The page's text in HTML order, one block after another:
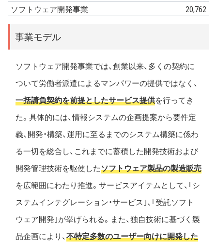
ソフトウェア開発事業 20,762
事業モデル
ソフトウェア開発事業では、創業以来、多くの契約に
ついて労働者派遣によるマンパワーの提供ではなく、
一括請負契約を前提としたサービス提供を行ってき
た。具体的には、情報システムの企画提案から要件定
義、開発・構築、運用に至るまでのシステム構築に係わ
る一切を総合し、これまでに蓄積した開発技術および
開発管理技術を駆使したソフトウェア製品の製造販売
を広範囲にわたり推進。サービスアイテムとして、｢シ
ステムインテグレーション・サービス｣、｢受託ソフト
ウェア開発｣が挙げられる。また、独自技術に基づく製
品企画により、不特定多数のユーザー向けに開発した